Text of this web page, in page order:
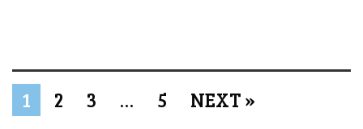
1 2 3 … 5 NEXT »